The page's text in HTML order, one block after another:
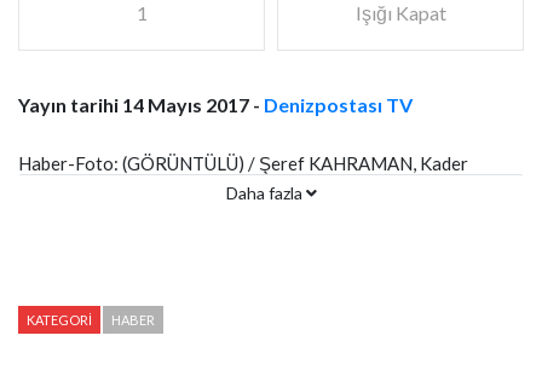
1 Işığı Kapat
Yayın tarihi 14 Mayıs 2017 - Denizpostası TV
Haber-Foto: (GÖRÜNTÜLÜ) / Şeref KAHRAMAN, Kader
ÖLMEZ / Kayseri’de şehit anneleri, Anneler Günü nedeniyle
Daha fazla
KATEGORI HABER